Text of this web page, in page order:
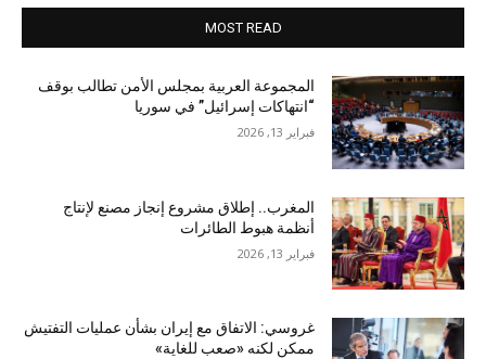
MOST READ
المجموعة العربية بمجلس الأمن تطالب بوقف
“انتهاكات إسرائيل” في سوريا
فبراير 13, 2026
المغرب.. إطلاق مشروع إنجاز مصنع لإنتاج
أنظمة هبوط الطائرات
فبراير 13, 2026
غروسي: الاتفاق مع إيران بشأن عمليات التفتيش
ممكن لكنه «صعب للغاية»